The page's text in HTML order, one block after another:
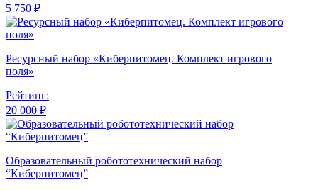
5 750 ₽
Ресурсный набор «Киберпитомец. Комплект игрового
поля»
Рейтинг:
20 000 ₽
Образовательный робототехнический набор
“Киберпитомец”